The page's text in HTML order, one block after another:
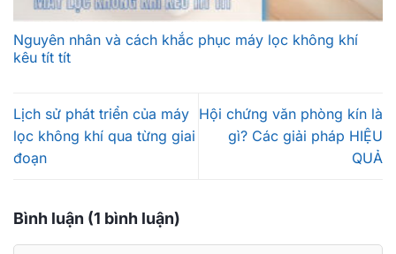
Nguyên nhân và cách khắc phục máy lọc không khí
kêu tít tít
Lịch sử phát triển của máy
lọc không khí qua từng giai
đoạn
Hội chứng văn phòng kín là
gì? Các giải pháp HIỆU
QUẢ
Bình luận (1 bình luận)